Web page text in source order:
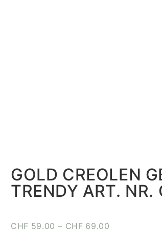
GOLD CREOLEN
TRENDY ART. NR.
CHF 59.00 – CHF 69.00